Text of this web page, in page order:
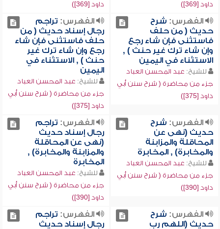
داود [369])
داود [369])
الفهرس: شرح
حديث ( من حلف
فاستثنى فإن شاء رجع
وإن شاء ترك غير حنث ) ,
الاستثناء في اليمين
للشيخ: عبد المحسن العباد
جزء من محاضرة ( شرح سنن أبي
داود [375])
الفهرس: تراجم
رجال إسناد حديث ( من
حلف فاستثنى فإن شاء
رجع وإن شاء ترك غير
حنث ) , الاستثناء في
اليمين
للشيخ: عبد المحسن العباد
جزء من محاضرة ( شرح سنن أبي
داود [375])
الفهرس: شرح
حديث (نهى عن
المحاقلة والمزابنة
والمخابرة) , المخابرة
للشيخ: عبد المحسن العباد
جزء من محاضرة ( شرح سنن أبي
داود [390])
الفهرس: تراجم
رجال إسناد حديث
(نهى عن المحاقلة
والمزابنة والمخابرة) ,
المخابرة
للشيخ: عبد المحسن العباد
جزء من محاضرة ( شرح سنن أبي
داود [390])
الفهرس: شرح
حديث (اللهم رب
الفهرس: تراجم
رجال إسناد حديث